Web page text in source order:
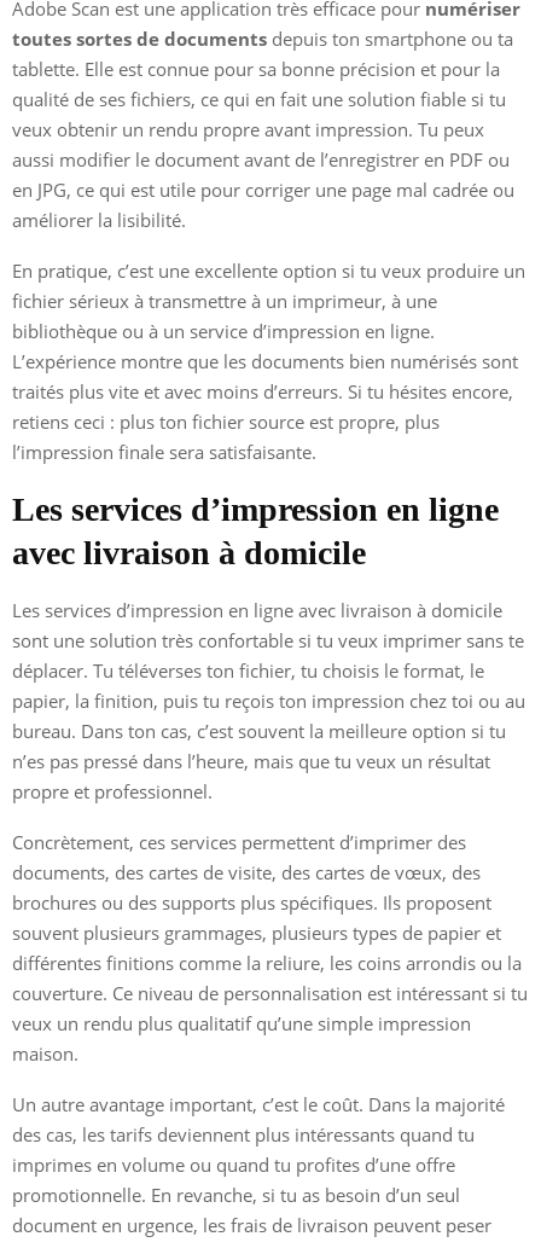
Adobe Scan est une application très efficace pour numériser
toutes sortes de documents depuis ton smartphone ou ta
tablette. Elle est connue pour sa bonne précision et pour la
qualité de ses fichiers, ce qui en fait une solution fiable si tu
veux obtenir un rendu propre avant impression. Tu peux
aussi modifier le document avant de l’enregistrer en PDF ou
en JPG, ce qui est utile pour corriger une page mal cadrée ou
améliorer la lisibilité.
En pratique, c’est une excellente option si tu veux produire un
fichier sérieux à transmettre à un imprimeur, à une
bibliothèque ou à un service d’impression en ligne.
L’expérience montre que les documents bien numérisés sont
traités plus vite et avec moins d’erreurs. Si tu hésites encore,
retiens ceci : plus ton fichier source est propre, plus
l’impression finale sera satisfaisante.
Les services d’impression en ligne
avec livraison à domicile
Les services d’impression en ligne avec livraison à domicile
sont une solution très confortable si tu veux imprimer sans te
déplacer. Tu téléverses ton fichier, tu choisis le format, le
papier, la finition, puis tu reçois ton impression chez toi ou au
bureau. Dans ton cas, c’est souvent la meilleure option si tu
n’es pas pressé dans l’heure, mais que tu veux un résultat
propre et professionnel.
Concrètement, ces services permettent d’imprimer des
documents, des cartes de visite, des cartes de vœux, des
brochures ou des supports plus spécifiques. Ils proposent
souvent plusieurs grammages, plusieurs types de papier et
différentes finitions comme la reliure, les coins arrondis ou la
couverture. Ce niveau de personnalisation est intéressant si tu
veux un rendu plus qualitatif qu’une simple impression
maison.
Un autre avantage important, c’est le coût. Dans la majorité
des cas, les tarifs deviennent plus intéressants quand tu
imprimes en volume ou quand tu profites d’une offre
promotionnelle. En revanche, si tu as besoin d’un seul
document en urgence, les frais de livraison peuvent peser